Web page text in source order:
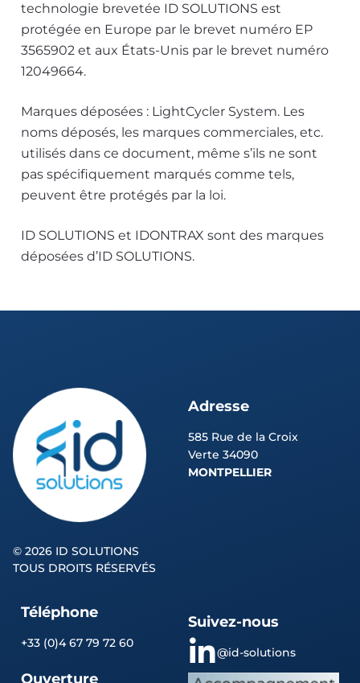
technologie brevetée ID SOLUTIONS est
protégée en Europe par le brevet numéro EP
3565902 et aux États-Unis par le brevet numéro
12049664.
Marques déposées : LightCycler System. Les
noms déposés, les marques commerciales, etc.
utilisés dans ce document, même s’ils ne sont
pas spécifiquement marqués comme tels,
peuvent être protégés par la loi.
ID SOLUTIONS et IDONTRAX sont des marques
déposées d’ID SOLUTIONS.
© 2026 ID SOLUTIONS
TOUS DROITS RÉSERVÉS
Adresse
585 Rue de la Croix
Verte 34090
MONTPELLIER
Téléphone
+33 (0)4 67 79 72 60
Ouverture
Suivez-nous
@id-solutions